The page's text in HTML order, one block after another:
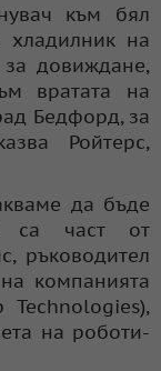
към бял
хладилник на
довиждане,
вратата на
Бедфорд, за
Ройтерс,
да бъде
са част от
ръководител
компанията
Technologies),
на роботи-